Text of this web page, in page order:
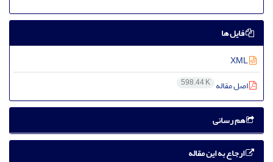
فایل ها
اصل مقاله 598.44 K
هم رسانی
ارجاع به این مقاله